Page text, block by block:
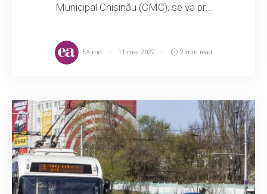
Municipal Chișinău (CMC), se va pr...
EA.md 11 mai 2022 2 min read